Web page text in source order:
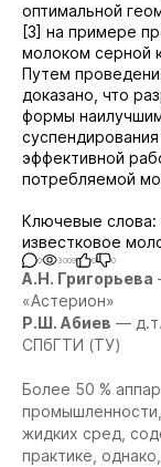
оптимальной
[3] на примере
молоком серной
Путем
доказано, что
формы
эффективной
потребляемой
Ключевые слова:
известковое
0 3009 0 0
А.Н. Григорьева
«Астерион»
Р.Ш. Абиев —
СПбГТИ (ТУ)
Более 50 %
жидких сред,
практике,